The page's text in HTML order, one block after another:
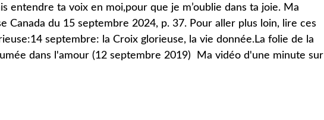
entendre ta voix en moi,pour que je m’oublie dans ta joie. Ma
Canada du 15 septembre 2024, p. 37. Pour aller plus loin, lire ces
septembre: la Croix glorieuse, la vie donnée.La folie de la
dans l'amour (12 septembre 2019) Ma vidéo d'une minute sur